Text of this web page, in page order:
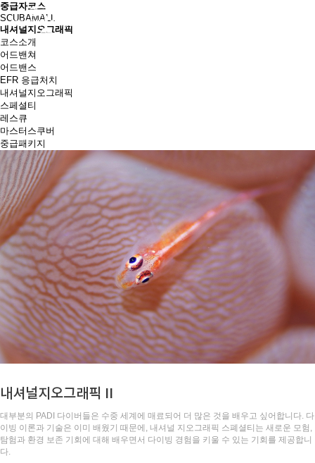
중급자코스
SCUBAMALL
내셔널지오그래픽
코스소개
어드밴쳐
어드밴스
EFR 응급처치
내셔널지오그래픽
스페셜티
레스큐
마스터스쿠버
중급패키지
내셔널지오그래픽 II
대부분의 PADI 다이버들은 수중 세계에 매료되어 더 많은 것을 배우고 싶어합니다. 다
이빙 이론과 기술은 이미 배웠기 때문에, 내셔널 지오그래픽 스폐셜티는 새로운 모험,
탐험과 환경 보존 기회에 대해 배우면서 다이빙 경험을 키울 수 있는 기회를 제공합니
다.